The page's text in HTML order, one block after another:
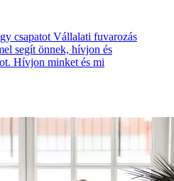
csapatot Vállalati fuvarozás
segít önnek, hívjon és
Hívjon minket és mi